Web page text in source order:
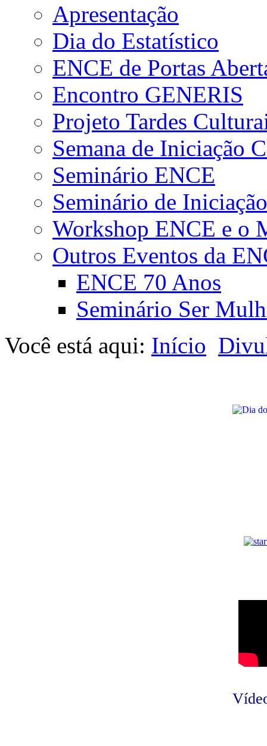
Apresentação
Dia do Estatístico
ENCE de Portas
Encontro GENERIS
Projeto Tardes
Semana de Iniciação
Seminário ENCE
Seminário de
Workshop ENCE e o
Outros Eventos da
ENCE 70 Anos
Seminário Ser
Você está aqui: Início